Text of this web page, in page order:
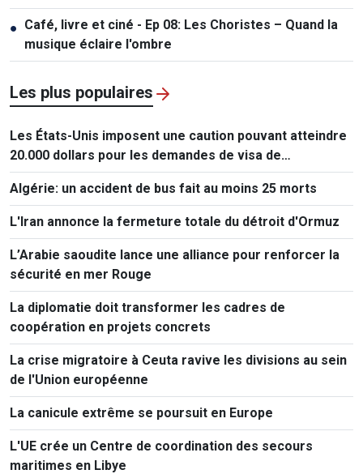
● Café, livre et ciné - Ep 08: Les Choristes – Quand la
musique éclaire l'ombre
Les plus populaires
Les États-Unis imposent une caution pouvant atteindre
20.000 dollars pour les demandes de visa de
ressortissants de 50 pays
Algérie: un accident de bus fait au moins 25 morts
L'Iran annonce la fermeture totale du détroit d'Ormuz
L’Arabie saoudite lance une alliance pour renforcer la
sécurité en mer Rouge
La diplomatie doit transformer les cadres de
coopération en projets concrets
La crise migratoire à Ceuta ravive les divisions au sein
de l'Union européenne
La canicule extrême se poursuit en Europe
L'UE crée un Centre de coordination des secours
maritimes en Libye